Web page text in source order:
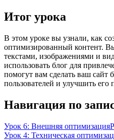
Итог урока
В этом уроке вы узнали, как
оптимизированный контент.
текстами, изображениями и
использовать блог для
помогут вам сделать ваш сайт
пользователей и улучшить
Навигация по
Урок 6: Внешняя оптимизация
Урок 4: Техническая